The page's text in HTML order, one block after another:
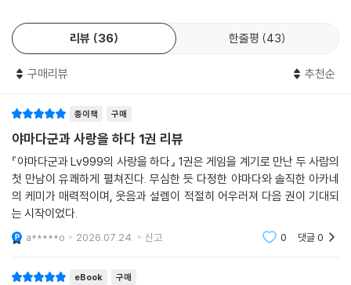
리뷰 36 한줄평 43
구매리뷰 추천순
종이책 구매
야마다군과 사랑을 하다 1권 리뷰
『야마다군과 Lv999의 사랑을 하다』 1권은 게임을 계기로 만난 두 사람의
첫 만남이 유쾌하게 펼쳐진다. 무심한 듯 다정한 야마다와 솔직한 아카네
의 케미가 매력적이며, 웃음과 설렘이 적절히 어우러져 다음 권이 기대되
는 시작이었다.
a*****o 2026.07.24. 신고 0 댓글0
eBook 구매